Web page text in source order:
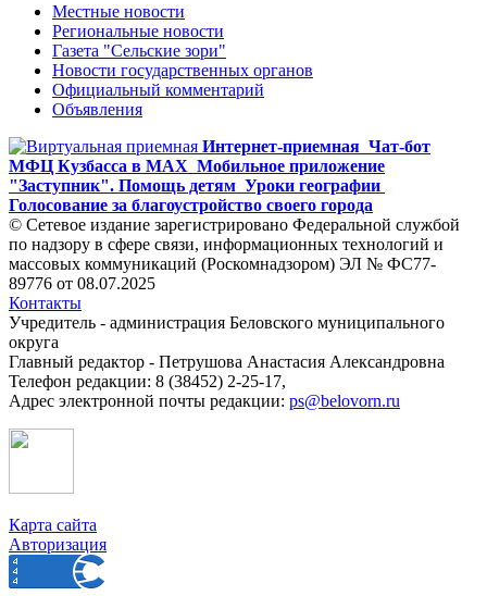
Местные новости
Региональные новости
Газета "Сельские зори"
Новости государственных органов
Официальный комментарий
Объявления
Интернет-приемная Чат-бот
МФЦ Кузбасса в MAX Мобильное приложение
"Заступник". Помощь детям Уроки географии
Голосование за благоустройство своего города
© Сетевое издание зарегистрировано Федеральной службой
по надзору в сфере связи, информационных технологий и
массовых коммуникаций (Роскомнадзором) ЭЛ № ФС77-
89776 от 08.07.2025
Контакты
Учредитель - администрация Беловского муниципального
округа
Главный редактор - Петрушова Анастасия Александровна
Телефон редакции: 8 (38452) 2-25-17,
Адрес электронной почты редакции: ps@belovorn.ru
Карта сайта
Авторизация